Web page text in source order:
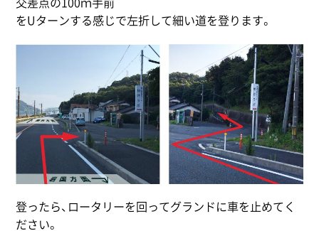
交差点の100ｍ手前
をUターンする感じで左折して細い道を登ります。
登ったら、ロータリーを回ってグランドに車を止めてく
ださい。